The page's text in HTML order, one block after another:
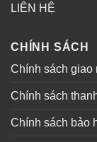
LIÊN HỆ
CHÍNH SÁCH
Chính sách giao
Chính sách
Chính sách bảo